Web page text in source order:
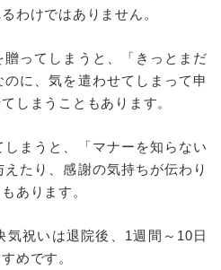
わけではありません。
ってしまうと、「きっとまだ
に、気を遣わせてしまって申
しまうこともあります。
まうと、「マナーを知らない
たり、感謝の気持ちが伝わり
あります。
気祝いは退院後、1週間～10日
めです。